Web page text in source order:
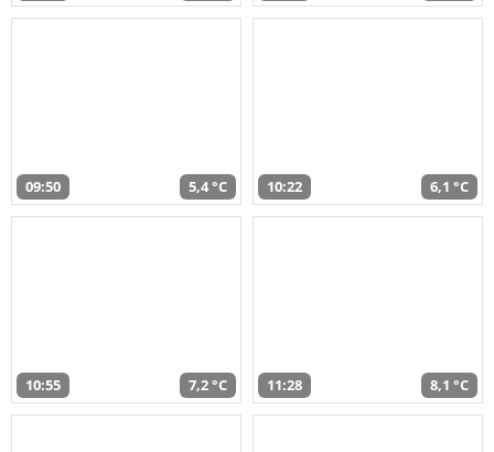
09:50 5,4 °C 10:22 6,1 °C
10:55 7,2 °C 11:28 8,1 °C